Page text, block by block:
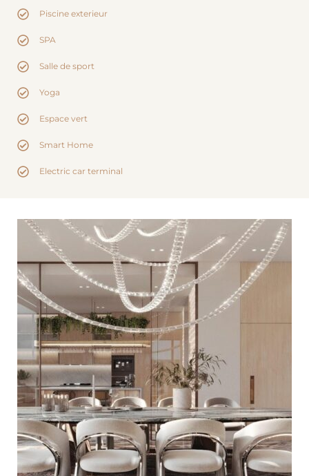
Piscine exterieur
SPA
Salle de sport
Yoga
Espace vert
Smart Home
Electric car terminal